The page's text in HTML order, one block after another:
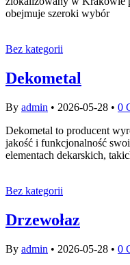
obejmuje szeroki wybór
Bez kategorii
Dekometal
By admin • 2026-05-28 • 0
Dekometal to producent
jakość i funkcjonalność
elementach dekarskich,
Bez kategorii
Drzewołaz
By admin • 2026-05-28 • 0